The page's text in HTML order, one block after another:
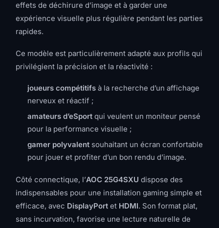
effets de déchirure d’image et à garder une
expérience visuelle plus régulière pendant les parties
rapides.
Ce modèle est particulièrement adapté aux profils qui
privilégient la précision et la réactivité :
joueurs compétitifs à la recherche d’un affichage
nerveux et réactif ;
amateurs d’eSport qui veulent un moniteur pensé
pour la performance visuelle ;
gamer polyvalent souhaitant un écran confortable
pour jouer et profiter d’un bon rendu d’image.
Côté connectique, l’AOC 25G4SXU dispose des
indispensables pour une installation gaming simple et
efficace, avec DisplayPort et HDMI. Son format plat,
sans incurvation, favorise une lecture naturelle de